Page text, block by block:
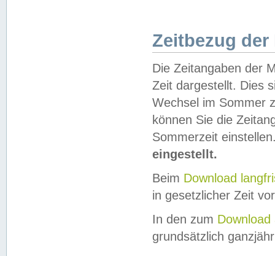
Zeitbezug der
Die Zeitangaben der
Zeit dargestellt. Dies
Wechsel im Sommer
können Sie die
Sommerzeit
eingestellt.
Beim Download
in gesetzlicher Zeit
In den zum Download
grundsätzlich